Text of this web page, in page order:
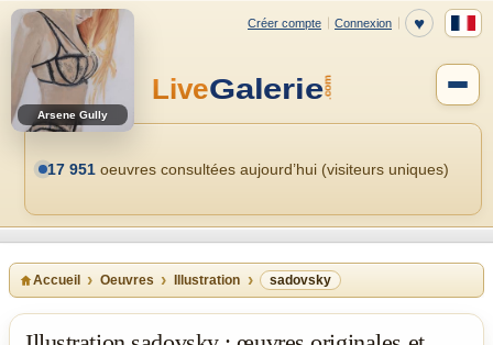
Arsene Gully
17 951 oeuvres consultées aujourd’hui (visiteurs uniques)
Accueil Oeuvres Illustration sadovsky